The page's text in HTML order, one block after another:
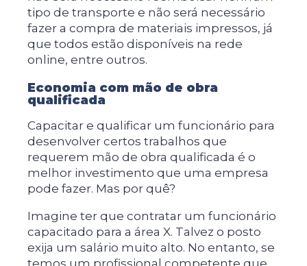
tipo de transporte e não será necessário
fazer a compra de materiais impressos, já
que todos estão disponíveis na rede
online, entre outros.
Economia com mão de obra
qualificada
Capacitar e qualificar um funcionário para
desenvolver certos trabalhos que
requerem mão de obra qualificada é o
melhor investimento que uma empresa
pode fazer. Mas por quê?
Imagine ter que contratar um funcionário
capacitado para a área X. Talvez o posto
exija um salário muito alto. No entanto, se